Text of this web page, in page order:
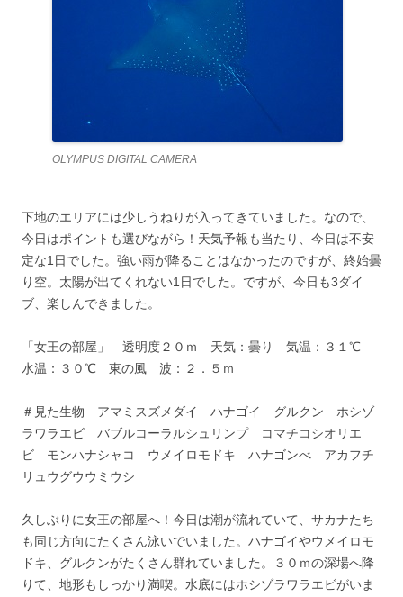
OLYMPUS DIGITAL CAMERA
下地のエリアには少しうねりが入ってきていました。なので、
今日はポイントも選びながら！天気予報も当たり、今日は不安
定な1日でした。強い雨が降ることはなかったのですが、終始曇
り空。太陽が出てくれない1日でした。ですが、今日も3ダイ
ブ、楽しんできました。
「女王の部屋」 透明度２０ｍ 天気：曇り 気温：３１℃
水温：３０℃ 東の風 波：２．５ｍ
＃見た生物 アマミスズメダイ ハナゴイ グルクン ホシゾ
ラワラエビ バブルコーラルシュリンプ コマチコシオリエ
ビ モンハナシャコ ウメイロモドキ ハナゴンべ アカフチ
リュウグウウミウシ
久しぶりに女王の部屋へ！今日は潮が流れていて、サカナたち
も同じ方向にたくさん泳いでいました。ハナゴイやウメイロモ
ドキ、グルクンがたくさん群れていました。３０ｍの深場へ降
りて、地形もしっかり満喫。水底にはホシゾラワラエビがいま